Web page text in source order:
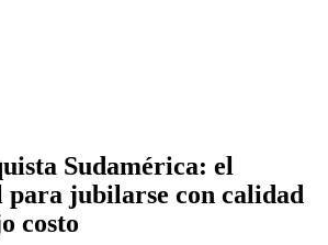
Sudamérica: el
para jubilarse con calidad
costo